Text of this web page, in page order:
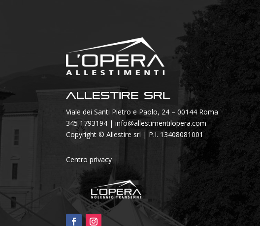
Allestire SRL
Viale dei Santi Pietro e Paolo, 24 – 00144 Roma
345 1793194 |info@allestimentilopera.com
Copyright © Allestire srl | P.I. 13408081001
Centro privacy